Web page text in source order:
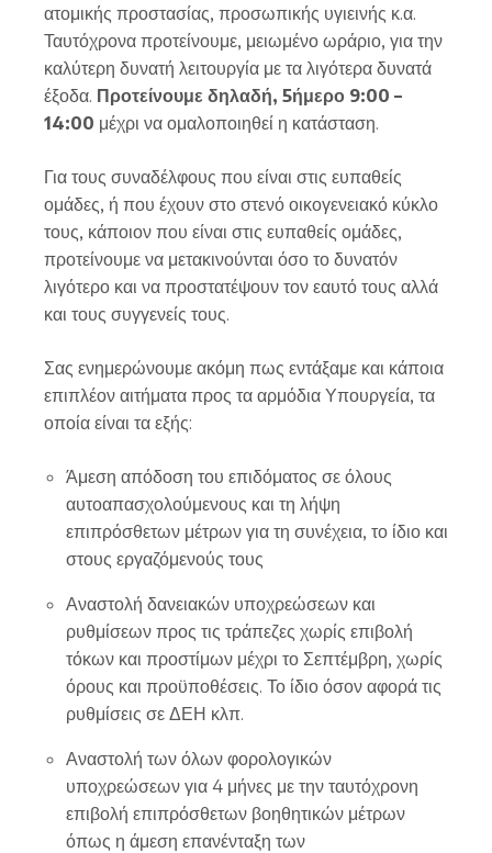
ατομικής προστασίας, προσωπικής υγιεινής κ.α.
Ταυτόχρονα προτείνουμε, μειωμένο ωράριο, για την
καλύτερη δυνατή λειτουργία με τα λιγότερα δυνατά
έξοδα. Προτείνουμε δηλαδή, 5ήμερο 9:00 –
14:00 μέχρι να ομαλοποιηθεί η κατάσταση.
Για τους συναδέλφους που είναι στις ευπαθείς
ομάδες, ή που έχουν στο στενό οικογενειακό κύκλο
τους, κάποιον που είναι στις ευπαθείς ομάδες,
προτείνουμε να μετακινούνται όσο το δυνατόν
λιγότερο και να προστατέψουν τον εαυτό τους αλλά
και τους συγγενείς τους.
Σας ενημερώνουμε ακόμη πως εντάξαμε και κάποια
επιπλέον αιτήματα προς τα αρμόδια Υπουργεία, τα
οποία είναι τα εξής:
Άμεση απόδοση του επιδόματος σε όλους
αυτοαπασχολούμενους και τη λήψη
επιπρόσθετων μέτρων για τη συνέχεια, το ίδιο και
στους εργαζόμενούς τους
Αναστολή δανειακών υποχρεώσεων και
ρυθμίσεων προς τις τράπεζες χωρίς επιβολή
τόκων και προστίμων μέχρι το Σεπτέμβρη, χωρίς
όρους και προϋποθέσεις. Το ίδιο όσον αφορά τις
ρυθμίσεις σε ΔΕΗ κλπ.
Αναστολή των όλων φορολογικών
υποχρεώσεων για 4 μήνες με την ταυτόχρονη
επιβολή επιπρόσθετων βοηθητικών μέτρων
όπως η άμεση επανένταξη των